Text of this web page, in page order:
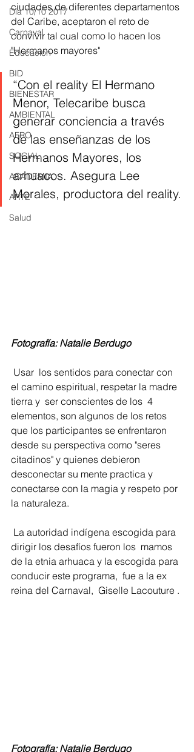
Día 10/10 2017
Carnaval
Educación
BID
BIENESTAR
AMBIENTAL
AFRO
SOCIAL
ACADEMIA
ARTE
Salud
ciudades de diferentes departamentos
del Caribe, aceptaron el reto de
convivir tal cual como lo hacen los
"Hermanos mayores"
“Con el reality El Hermano
Menor, Telecaribe busca
generar conciencia a través
de las enseñanzas de los
Hermanos Mayores, los
arhuacos. Asegura Lee
Morales, productora del reality.
Fotografía: Natalie Berdugo
el camino espiritual, respetar la madre
tierra y  ser conscientes de los  4
elementos, son algunos de los retos
que los participantes se enfrentaron
desde su perspectiva como "seres
citadinos" y quienes debieron
desconectar su mente practica y
conectarse con la magia y respeto por
la naturaleza.
dirigir los desafíos fueron los  mamos
de la etnia arhuaca y la escogida para
conducir este programa,  fue a la ex
reina del Carnaval,  Giselle Lacouture .
Fotografía: Natalie Berdugo